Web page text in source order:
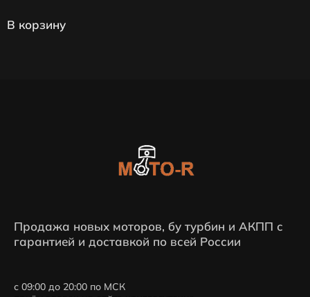
В корзину
Продажа новых моторов, бу турбин и АКПП с
гарантией и доставкой по всей России
с 09:00 до 20:00 по МСК